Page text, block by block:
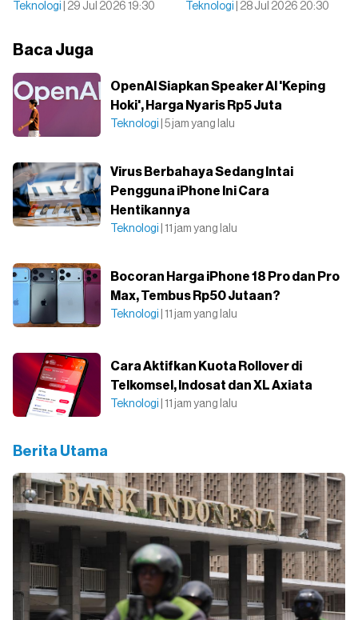
Teknologi | 29 Jul 2026 19:30 Teknologi | 28 Jul 2026 20:30
Baca Juga
OpenAI Siapkan Speaker AI 'Keping
Hoki', Harga Nyaris Rp5 Juta
Teknologi | 5 jam yang lalu
Virus Berbahaya Sedang Intai
Pengguna iPhone Ini Cara
Hentikannya
Teknologi | 11 jam yang lalu
Bocoran Harga iPhone 18 Pro dan Pro
Max, Tembus Rp50 Jutaan?
Teknologi | 11 jam yang lalu
Cara Aktifkan Kuota Rollover di
Telkomsel, Indosat dan XL Axiata
Teknologi | 11 jam yang lalu
Berita Utama